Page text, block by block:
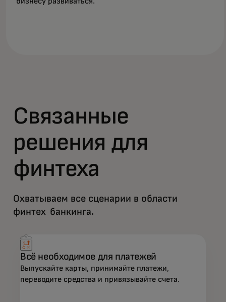
Связанные
решения для
финтеха
Охватываем все сценарии в области
финтех-банкинга.
Всё необходимое для платежей
Выпускайте карты, принимайте платежи,
переводите средства и привязывайте счета.